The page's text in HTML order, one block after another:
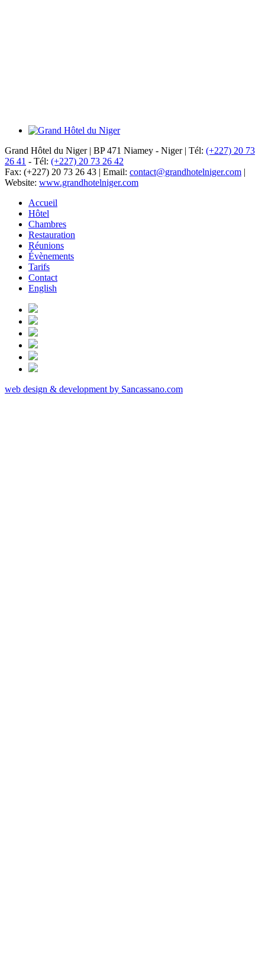
Grand Hôtel du Niger | BP 471 Niamey - Niger | Tél: (+227) 20 73
26 41 - Tél: (+227) 20 73 26 42
Fax: (+227) 20 73 26 43 | Email: contact@grandhotelniger.com |
Website: www.grandhotelniger.com
Accueil
Hôtel
Chambres
Restauration
Réunions
Évènements
Tarifs
Contact
English
web design & development by Sancassano.com